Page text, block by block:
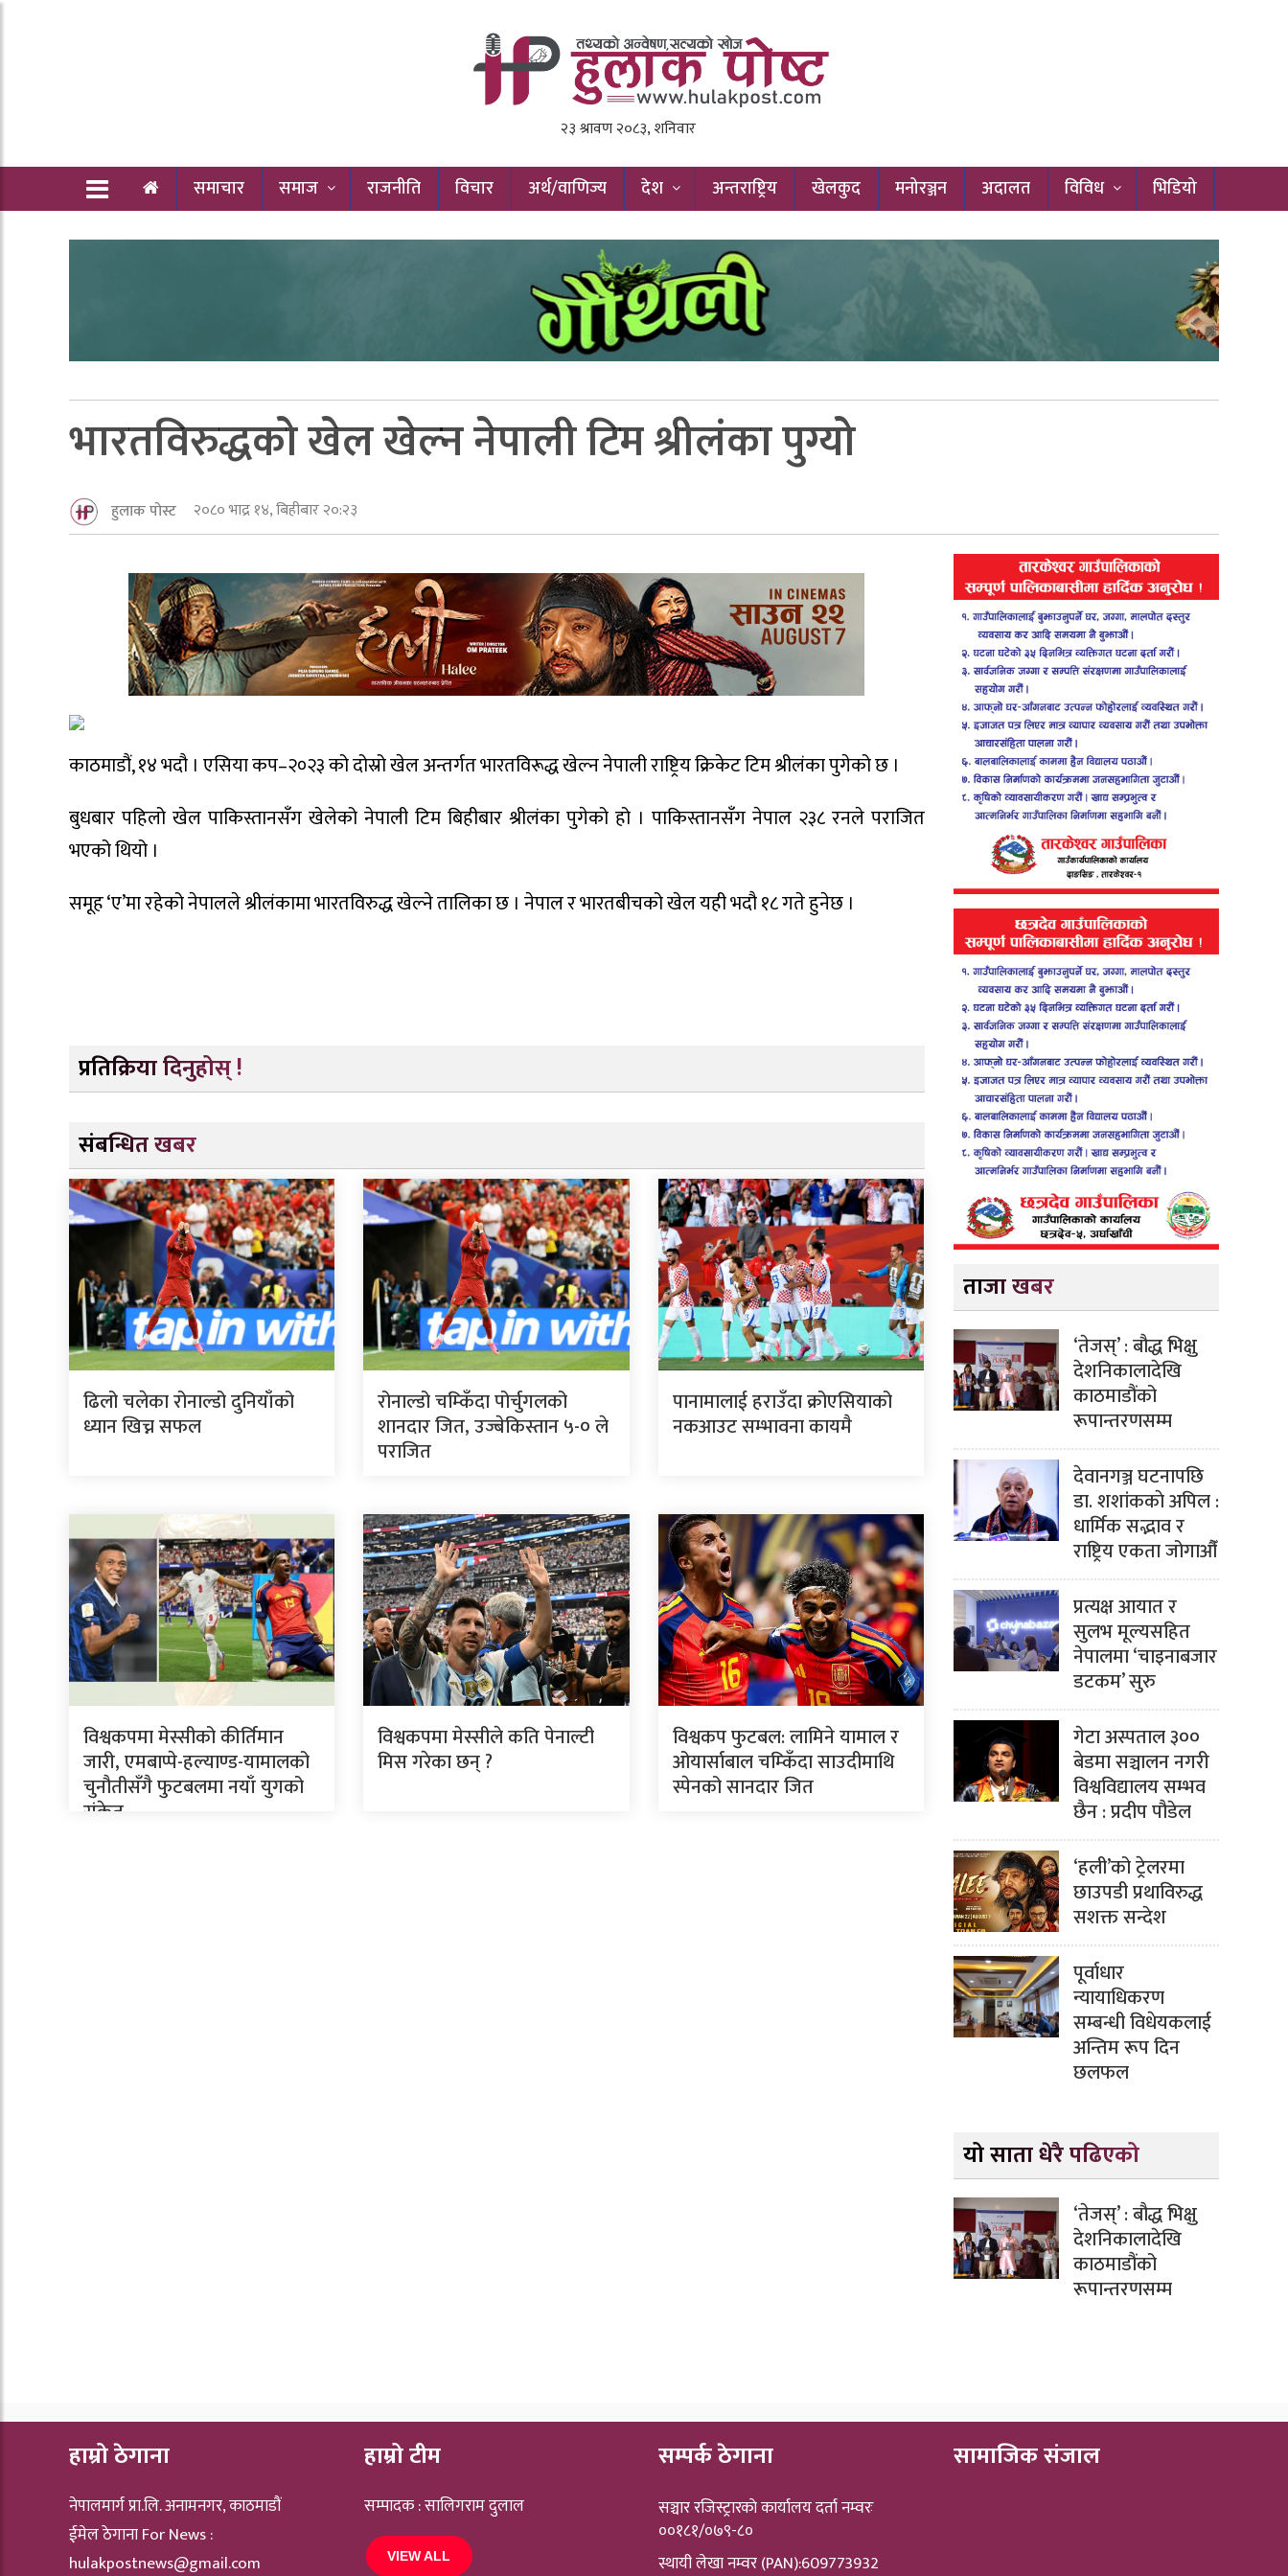
समाचार समाज राजनीति विचार अर्थ/वाणिज्य देश अन्तराष्ट्रिय खेलकुद मनोरञ्जन अदालत विविध भिडियो
भारतविरुद्धको खेल खेल्न नेपाली टिम श्रीलंका पुग्यो
हुलाक पोस्ट २०८० भाद्र १४, बिहीबार २०:२३
काठमाडौं, १४ भदौ । एसिया कप–२०२३ को दोस्रो खेल अन्तर्गत भारतविरूद्ध खेल्न नेपाली राष्ट्रिय क्रिकेट टिम श्रीलंका पुगेको छ ।
बुधबार पहिलो खेल पाकिस्तानसँग खेलेको नेपाली टिम बिहीबार श्रीलंका पुगेको हो । पाकिस्तानसँग नेपाल २३८ रनले पराजित
भएको थियो ।
समूह ‘ए’मा रहेको नेपालले श्रीलंकामा भारतविरुद्ध खेल्ने तालिका छ । नेपाल र भारतबीचको खेल यही भदौ १८ गते हुनेछ ।
प्रतिक्रिया दिनुहोस् !
संबन्धित खबर
ढिलो चलेका रोनाल्डो दुनियाँको
ध्यान खिच्न सफल
रोनाल्डो चम्किँदा पोर्चुगलको
शानदार जित, उज्बेकिस्तान ५-० ले
पराजित
पानामालाई हराउँदा क्रोएसियाको
नकआउट सम्भावना कायमै
विश्वकपमा मेस्सीको कीर्तिमान
जारी, एमबाप्पे-हल्याण्ड-यामालको
चुनौतीसँगै फुटबलमा नयाँ युगको
संकेत
विश्वकपमा मेस्सीले कति पेनाल्टी
मिस गरेका छन् ?
विश्वकप फुटबल: लामिने यामाल र
ओयार्साबाल चम्किँदा साउदीमाथि
स्पेनको सानदार जित
ताजा खबर
‘तेजस्’ : बौद्ध भिक्षु
देशनिकालादेखि
काठमाडौंको
रूपान्तरणसम्म
देवानगञ्ज घटनापछि
डा. शशांककाे अपिल :
धार्मिक सद्भाव र
राष्ट्रिय एकता जोगाऔँ
प्रत्यक्ष आयात र
सुलभ मूल्यसहित
नेपालमा ‘चाइनाबजार
डटकम’ सुरु
गेटा अस्पताल ३००
बेडमा सञ्चालन नगरी
विश्वविद्यालय सम्भव
छैन : प्रदीप पौडेल
‘हली’को ट्रेलरमा
छाउपडी प्रथाविरुद्ध
सशक्त सन्देश
पूर्वाधार
न्यायाधिकरण
सम्बन्धी विधेयकलाई
अन्तिम रूप दिन
छलफल
यो साता धेरै पढिएको
‘तेजस्’ : बौद्ध भिक्षु
देशनिकालादेखि
काठमाडौंको
रूपान्तरणसम्म
हाम्रो ठेगाना
नेपालमार्ग प्रा.लि. अनामनगर, काठमाडौं
ईमेल ठेगाना For News :
hulakpostnews@gmail.com
हाम्रो टीम
सम्पादक : सालिगराम दुलाल
VIEW ALL
सम्पर्क ठेगाना
सञ्चार रजिस्ट्रारकाे कार्यालय दर्ता नम्वरः
००१८१/०७९-८०
स्थायी लेखा नम्वर (PAN):609773932
सामाजिक संजाल